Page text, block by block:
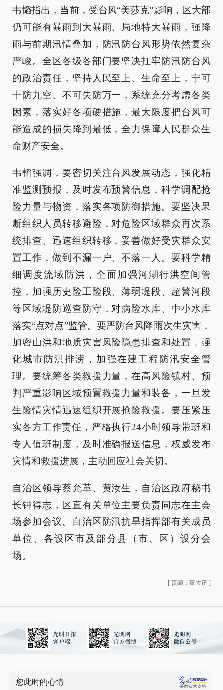
韦韬指出，当前，受台风“美莎克”影响，区大部
仍可能有暴雨到大暴雨、局地特大暴雨，强降
雨与前期汛情叠加，防汛防台风形势依然复杂
严峻。全区各级各部门要坚决扛牢防汛防台风
的政治责任，坚持人民至上、生命至上，宁可
十防九空、不可失防万一，系统充分考虑各类
因素，落实好各项硬措施，最大限度把台风可
能造成的损失降到最低，全力保障人民群众生
命财产安全。
韦韬强调，要密切关注台风发展动态，强化精
准监测预报，及时发布预警信息，科学调配抢
险力量与物资，落实各项防御措施。要坚决果
断组织人员转移避险，对危险区域群众再次系
统排查、迅速组织转移，妥善做好受灾群众安
置工作，做到不漏一户、不落一人。要科学精
细调度流域防洪，全面加强河湖行洪空间管
控，加强历史险工险段、薄弱堤段、超警河段
等区域堤防巡查防守，对病险水库、中小水库
落实“点对点”监管。要严防台风降雨次生灾害，
加密山洪和地质灾害风险隐患排查和处置，强
化城市防洪排涝，加强在建工程防汛安全管
理。要统筹各类救援力量，在高风险镇村、预
判严重影响区域预置救援力量和装备，一旦发
生险情灾情迅速组织开展抢险救援。要压紧压
实各方工作责任，严格执行24小时领导带班和
专人值班制度，及时准确报送信息，权威发布
灾情和救援进展，主动回应社会关切。
自治区领导蔡允革、黄汝生，自治区政府秘书
长钟得志，区直有关单位主要负责同志在主会
场参加会议。自治区防汛抗旱指挥部有关成员
单位、各设区市及部分县（市、区）设分会
场。
[ 责编：董大正 ]
您此时的心情